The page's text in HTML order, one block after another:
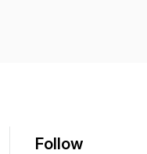
Follow